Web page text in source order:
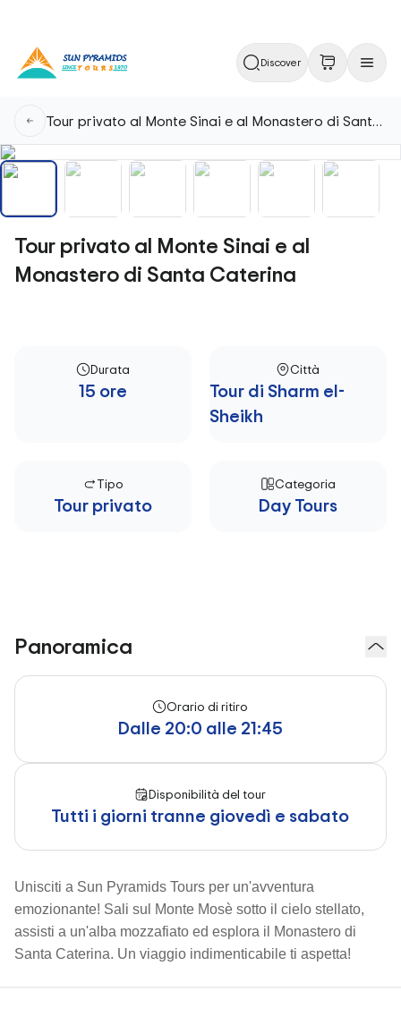
Discover
Tour privato al Monte Sinai e al Monastero di Santa Caterina
Tour privato al Monte Sinai e al
Monastero di Santa Caterina
Durata
15 ore
Città
Tour di Sharm el-
Sheikh
Tipo
Tour privato
Categoria
Day Tours
Panoramica
Orario di ritiro
Dalle 20:0 alle 21:45
Disponibilità del tour
Tutti i giorni tranne giovedì e sabato
Unisciti a Sun Pyramids Tours per un'avventura
emozionante! Sali sul Monte Mosè sotto il cielo stellato,
assisti a un'alba mozzafiato ed esplora il Monastero di
Santa Caterina. Un viaggio indimenticabile ti aspetta!